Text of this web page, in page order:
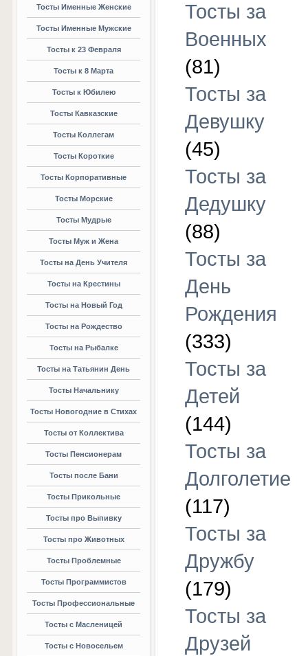
Тосты Именные Женские
Тосты Именные Мужские
Тосты к 23 Февраля
Тосты к 8 Марта
Тосты к Юбилею
Тосты Кавказские
Тосты Коллегам
Тосты Короткие
Тосты Корпоративные
Тосты Морские
Тосты Мудрые
Тосты Муж и Жена
Тосты на День Учителя
Тосты на Крестины
Тосты на Новый Год
Тосты на Рождество
Тосты на Рыбалке
Тосты на Татьянин День
Тосты Начальнику
Тосты Новогодние в Стихах
Тосты от Коллектива
Тосты Пенсионерам
Тосты после Бани
Тосты Прикольные
Тосты про Выпивку
Тосты про Животных
Тосты Проблемные
Тосты Программистов
Тосты Профессиональные
Тосты с Масленицей
Тосты с Новосельем
Тосты за
Военных
(81)
Тосты за
Девушку
(45)
Тосты за
Дедушку
(88)
Тосты за
День
Рождения
(333)
Тосты за
Детей
(144)
Тосты за
Долголетие
(117)
Тосты за
Дружбу
(179)
Тосты за
Друзей